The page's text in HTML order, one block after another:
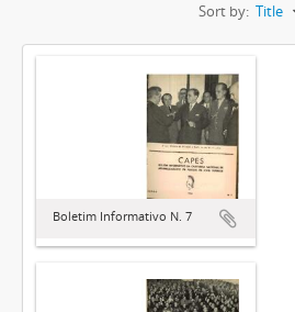
Sort by: Title
Boletim Informativo N. 7